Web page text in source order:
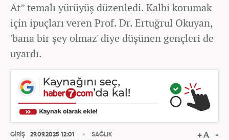
At” temalı yürüyüş düzenledi. Kalbi korumak
için ipuçları veren Prof. Dr. Ertuğrul Okuyan,
'bana bir şey olmaz' diye düşünen gençleri de
uyardı.
GİRİŞ
29.09.2025 12:01
SAĞLIK